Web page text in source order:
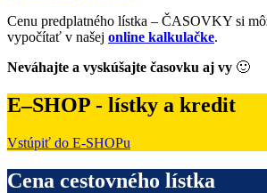
Cenu predplatného lístka – ČASOVKY si
vypočítať v našej online kalkulačke.
Neváhajte a vyskúšajte časovku aj vy 🙂
E–SHOP - lístky a kredit
Vstúpiť do E-SHOPu
Cena cestovného lístka